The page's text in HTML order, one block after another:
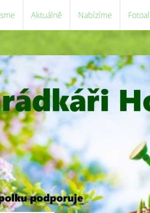
Aktuálně Nabízíme